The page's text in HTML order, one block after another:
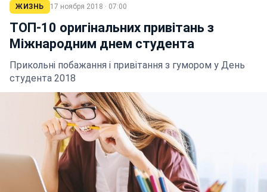
ЖИЗНЬ 17 ноября 2018 · 07:00
ТОП-10 оригінальних привітань з
Міжнародним днем студента
Прикольні побажання і привітання з гумором у День
студента 2018